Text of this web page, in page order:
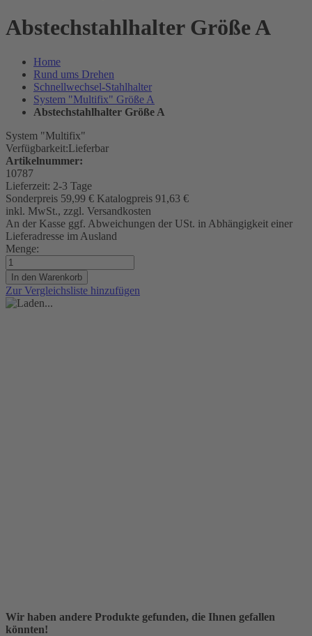
Abstechstahlhalter Größe A
Home
Rund ums Drehen
Schnellwechsel-Stahlhalter
System "Multifix" Größe A
Abstechstahlhalter Größe A
System "Multifix"
Verfügbarkeit:Lieferbar
Artikelnummer:
10787
Lieferzeit: 2-3 Tage
Sonderpreis 59,99 € Katalogpreis 91,63 €
inkl. MwSt., zzgl. Versandkosten
An der Kasse ggf. Abweichungen der USt. in Abhängigkeit einer
Lieferadresse im Ausland
Menge:
In den Warenkorb
Zur Vergleichsliste hinzufügen
Wir haben andere Produkte gefunden, die Ihnen gefallen
könnten!